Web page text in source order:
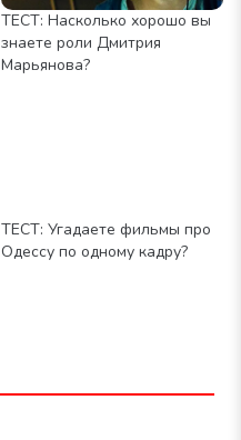
ТЕСТ: Насколько хорошо вы
знаете роли Дмитрия
Марьянова?
ТЕСТ: Угадаете фильмы про
Одессу по одному кадру?